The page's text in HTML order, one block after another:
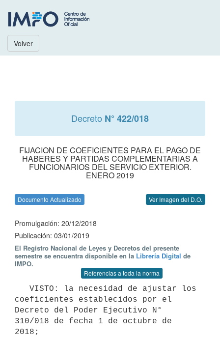
Volver
Decreto N° 422/018
FIJACION DE COEFICIENTES PARA EL PAGO DE
HABERES Y PARTIDAS COMPLEMENTARIAS A
FUNCIONARIOS DEL SERVICIO EXTERIOR.
ENERO 2019
Documento Actualizado Ver Imagen del D.O.
Promulgación: 20/12/2018
Publicación: 03/01/2019
El Registro Nacional de Leyes y Decretos del presente
semestre se encuentra disponible en la Librería Digital de
IMPO.
Referencias a toda la norma
coeficientes establecidos por el
Decreto del Poder Ejecutivo N°
310/018 de fecha 1 de octubre de
2018;